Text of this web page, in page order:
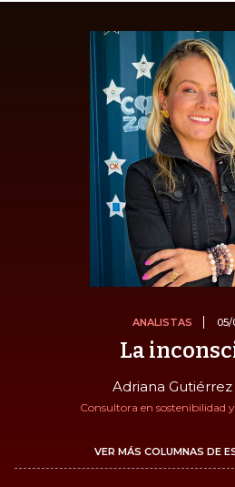
ANALISTAS
La
Adriana
Consultora en sostenibilidad
VER MÁS COLUMNAS DE